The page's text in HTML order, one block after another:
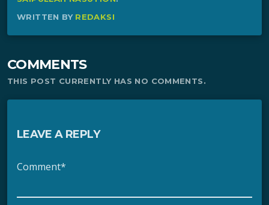
WRITTEN BY REDAKSI
COMMENTS
THIS POST CURRENTLY HAS NO COMMENTS.
LEAVE A REPLY
Comment*